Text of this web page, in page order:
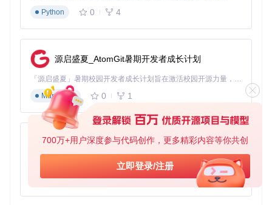
700万+用户深度参与代码创作，更多精彩内容等你共创
立即登录/注册
白。
三栏式布局使项目资料管理一目了然。左侧项目树状结构，中
间编辑区域实时记录，右侧预览区即时呈现效果。会议中，用
户可以快速创建行动项列表，通过标签系统分类整理，并利用
搜索功能在海量笔记中定位关键信息。
内容创作与发布
无论是技术博客还是个人随笔，妙言都能提供从草稿到发布的
全流程支持。内置的PPT模式可将Markdown文档直接转换为
演示文稿，配合代码高亮和图表渲染，使技术分享更加生动直
实践指南：三步打造个人知识管理系统
Python
0 4
源启盛夏_AtomGit暑期开发者成长计划
「源启盛夏」暑期校园开发者成长计划旨在激活校园开源力量，通过积分激励、认证扶持、资源倾斜等形式，引导高校组织和开发者完成「入驻 — 建项目 — 做贡献 — 获认证 — 得资源」的完整闭环。无论你是想带领社团入驻平台的组织者，还是希望用代码贡献证明自己的开发者，都能在这里找到属于你的成长路径。
Markdown
0 1
py-xiaozhi
基于Python的Xiaozhi AI，适用于想要完整Xiaozhi体验而无需拥有专用硬件的用户。
Python
0 1